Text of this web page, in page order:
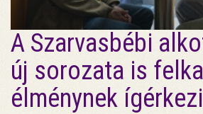
A Szarvasbébi
új sorozata is
élménynek